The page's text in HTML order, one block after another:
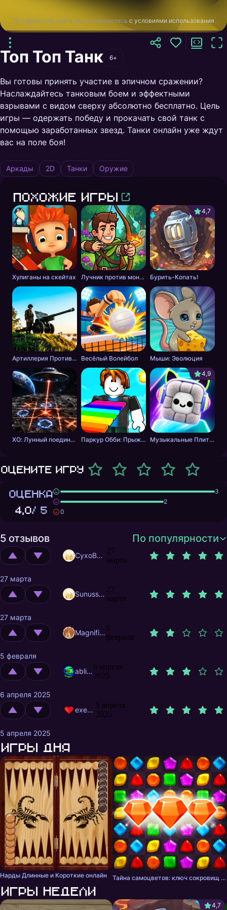
Оставаясь на сайте, вы соглашаетесь с условиями использования
Топ Топ Танк 6+
Вы готовы принять участие в эпичном сражении?
Наслаждайтесь танковым боем и эффектными
взрывами с видом сверху абсолютно бесплатно. Цель
игры — одержать победу и прокачать свой танк с
помощью заработанных звезд. Танки онлайн уже ждут
вас на поле боя!
Аркады 2D Танки Оружие
Похожие игры
Хулиганы на скейтах Лучник против монстров
4,7
Бурить-Копать!
Артиллерия Против Танков Весёлый Волейбол Мыши: Эволюция
ХО: Лунный поединок Паркур Обби: Прыжок к Победе
4,9
Музыкальные Плитки: Ритм Пушистика
Оцените игру
ОЦЕНКА
4,0/ 5
3
2
0
5 отзывов По популярности
CyxoB666
27
марта
27 марта
Sunusstex
27
марта
27 марта
MagnificentMrFox
5
февраля
5 февраля
abliam
6 апреля
2025
6 апреля 2025
exehtml
5 апреля
2025
5 апреля 2025
Игры дня
Нарды Длинные и Короткие онлайн Тайна самоцветов: ключ сокровищ - три в ряд
Игры недели
4,7